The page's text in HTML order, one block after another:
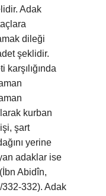
Adak
dileği
şeklidir.
kurban
şart
yerine
adaklar ise
Abidîn,
332-332). Adak